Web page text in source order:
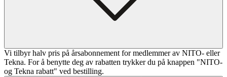
Vi tilbyr halv pris på årsabonnement for medlemmer av NITO- eller
Tekna. For å benytte deg av rabatten trykker du på knappen "NITO-
og Tekna rabatt" ved bestilling.